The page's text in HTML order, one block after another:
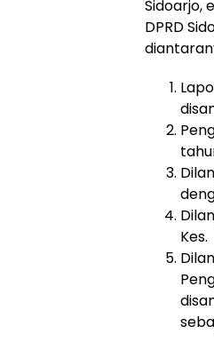
Sidoarjo,
DPRD
Kes.